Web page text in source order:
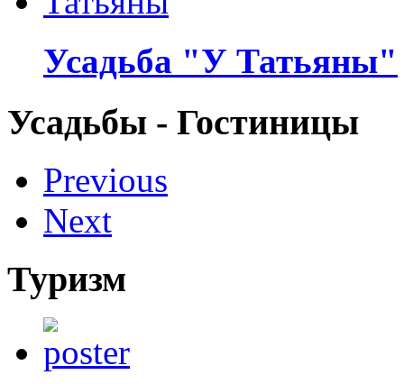
Усадьба "У Татьяны"
Усадьбы - Гостиницы
Previous
Next
Туризм